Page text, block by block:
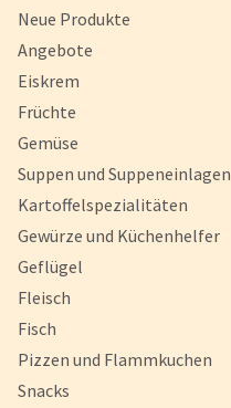
Neue Produkte
Angebote
Eiskrem
Früchte
Gemüse
Suppen und Suppeneinlagen
Kartoffelspezialitäten
Gewürze und Küchenhelfer
Geflügel
Fleisch
Fisch
Pizzen und Flammkuchen
Snacks